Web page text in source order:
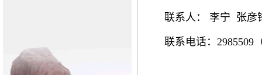
联系人： 李宁 张彦
联系电话：2985509（